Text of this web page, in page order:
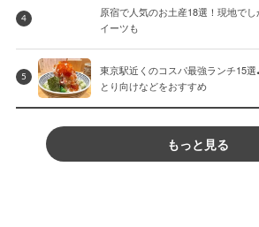
4
原宿で人気のお土産18選！現地で
イーツも
5
東京駅近くのコスパ最強ランチ15
とり向けなどをおすすめ
もっと見る